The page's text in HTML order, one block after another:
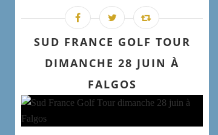
SUD FRANCE GOLF TOUR
DIMANCHE 28 JUIN À
FALGOS